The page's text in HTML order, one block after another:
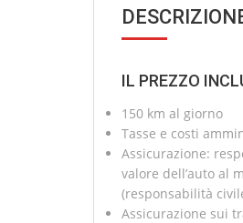
IL PREZZO
150 km al giorno
Tasse e costi
Assicurazione:
valore dell’auto al
(responsabilità
Assicurazione sui